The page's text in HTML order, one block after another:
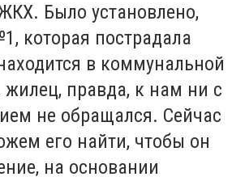
Было установлено,
которая пострадала
в коммунальной
жилец, правда, к нам ни с
не обращался. Сейчас
его найти, чтобы он
на основании